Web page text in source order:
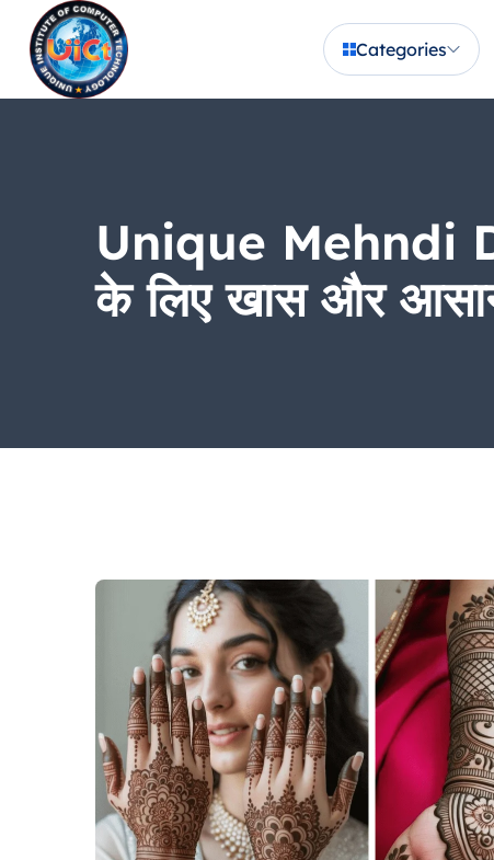
Categories
Unique Mehndi
के लिए खास और